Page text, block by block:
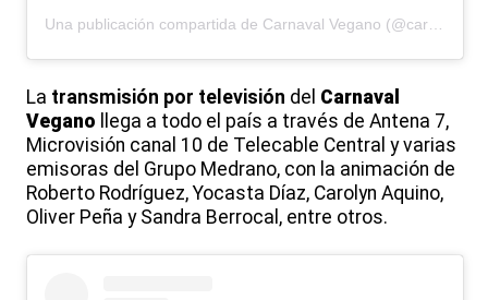
Una publicación compartida de Carnaval Vegano (@carnavalvegano)
La transmisión por televisión del Carnaval
Vegano llega a todo el país a través de Antena 7,
Microvisión canal 10 de Telecable Central y varias
emisoras del Grupo Medrano, con la animación de
Roberto Rodríguez, Yocasta Díaz, Carolyn Aquino,
Oliver Peña y Sandra Berrocal, entre otros.